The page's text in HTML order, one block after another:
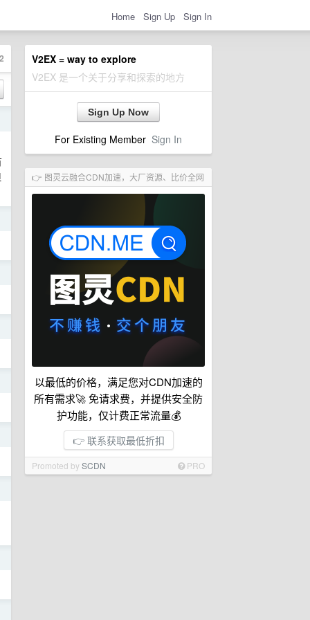
Home Sign Up Sign In
V2EX = way to explore
V2EX 是一个关于分享和探索的地方
Sign Up Now
For Existing Member Sign In
👉 图灵云融合CDN加速，大厂资源、比价全网
以最低的价格，满足您对CDN加速的
所有需求🚀 免请求费，并提供安全防
护功能，仅计费正常流量💰
👉 联系获取最低折扣
Promoted bySCDN PRO